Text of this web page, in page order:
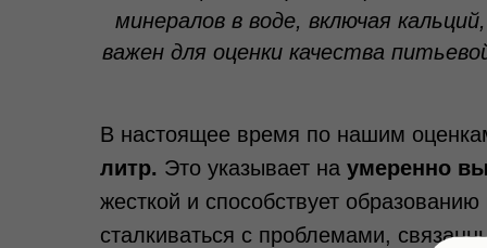
минералов в воде, включая
важен для оценки качества
В настоящее время по нашим
литр. Это указывает на умеренно
жесткой и способствует
сталкиваться с проблемами,